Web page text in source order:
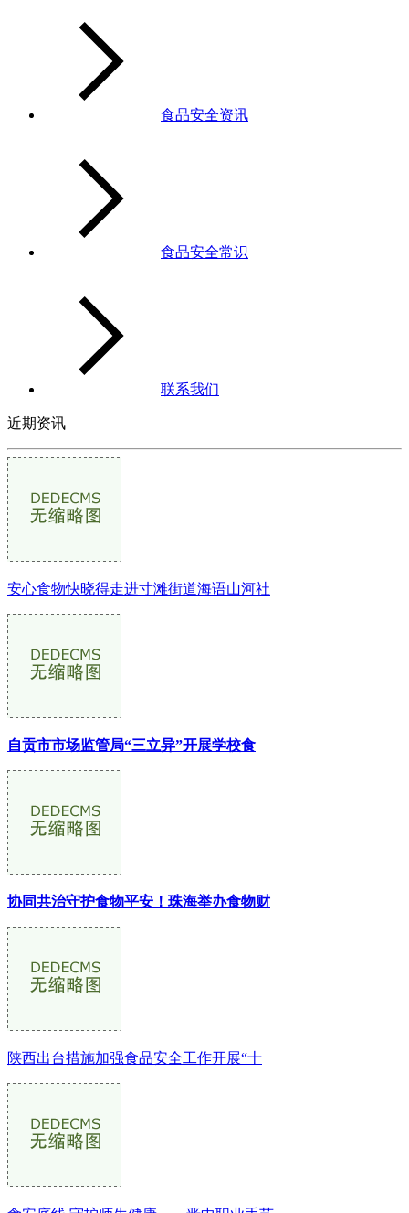
食品安全资讯
食品安全常识
联系我们
近期资讯
安心食物快晓得走进寸滩街道海语山河社
自贡市市场监管局“三立异”开展学校食
协同共治守护食物平安！珠海举办食物财
陕西出台措施加强食品安全工作开展“十